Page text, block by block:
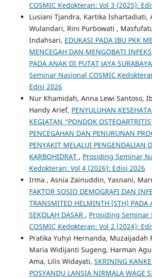
COSMIC Kedokteran: Vol 3 (2025):
Lusiani Tjandra, Kartika Ishartadiati,
Wulandari, Rini Purbowati ,
Indahsari, EDUKASI PADA IBU PKK
MENCEGAH DAN MENGOBATI
PADA ANAK DI PUTAT JAYA SURABAYA
Seminar Nasional COSMIC
Edisi 2026
Nur Khamidah, Anna Lewi Santoso,
Handy Arief, PENYULUHAN
KEGIATAN “PONDOK
PENCEGAHAN DAN PENURUNAN
PENYAKIT MELALUI PENGENDALIAN
KARBOHIDRAT , Prosiding Seminar
Kedokteran: Vol 4 (2026): Edisi 2026
Irma , Asnia Zainuddin, Yasnani,
FAKTOR SOSIO DEMOGRAFI DAN
TRANSMITED HELMINTH (STH) PADA
SEKOLAH DASAR , Prosiding Seminar
COSMIC Kedokteran: Vol 2 (2024):
Pratika Yuhyi Hernanda, Muzaijadah
Maria Widijanti Sugeng, Harman
Ama, Lilis Widayati, SKRINING
POSYANDU LANSIA NIRMALA WAGE